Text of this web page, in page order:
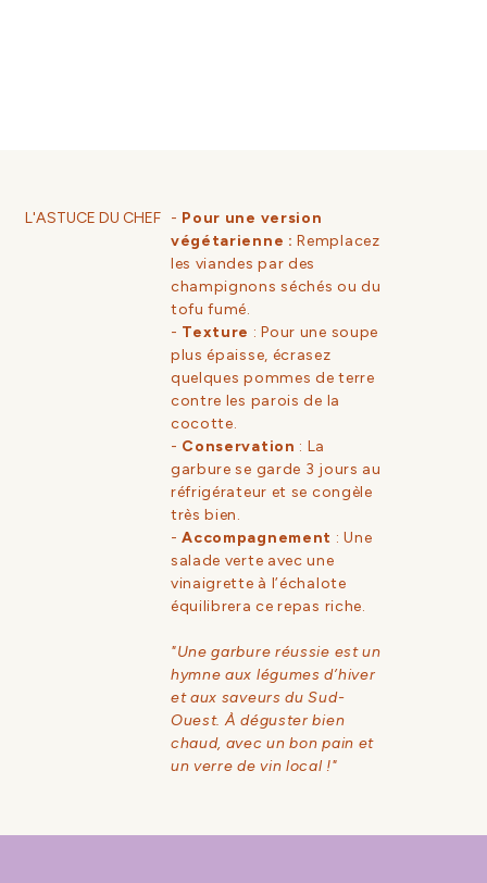
L'ASTUCE DU CHEF - Pour une version
végétarienne : Remplacez
les viandes par des
champignons séchés ou du
tofu fumé.
- Texture : Pour une soupe
plus épaisse, écrasez
quelques pommes de terre
contre les parois de la
cocotte.
- Conservation : La
garbure se garde 3 jours au
réfrigérateur et se congèle
très bien.
-Accompagnement : Une
salade verte avec une
vinaigrette à l’échalote
équilibrera ce repas riche.
"Une garbure réussie est un
hymne aux légumes d’hiver
et aux saveurs du Sud-
Ouest. À déguster bien
chaud, avec un bon pain et
un verre de vin local !"